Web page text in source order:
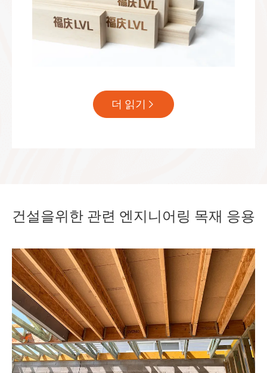
더 읽기 
건설을위한 관련 엔지니어링 목재 응용